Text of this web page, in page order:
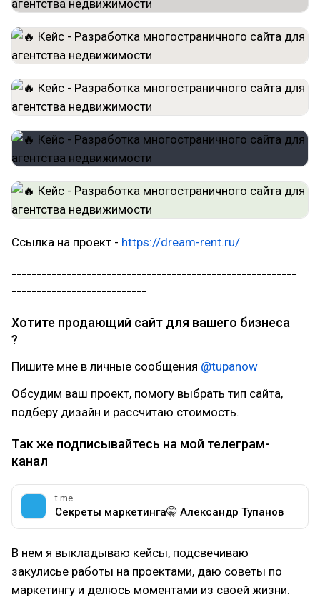
Ссылка на проект - https://dream-rent.ru/
---------------------------------------------------------
---------------------------
Хотите продающий сайт для вашего бизнеса
?
Пишите мне в личные сообщения @tupanow
Обсудим ваш проект, помогу выбрать тип сайта,
подберу дизайн и рассчитаю стоимость.
Так же подписывайтесь на мой телеграм-
канал
t.me
Секреты маркетинга🤫 Александр Тупанов
В нем я выкладываю кейсы, подсвечиваю
закулисье работы на проектами, даю советы по
маркетингу и делюсь моментами из своей жизни.